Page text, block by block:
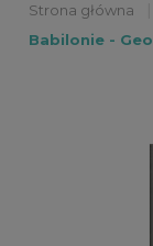
Babilonie -